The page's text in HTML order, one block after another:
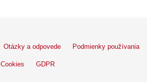
Otázky a odpovede Podmienky používania
Cookies GDPR